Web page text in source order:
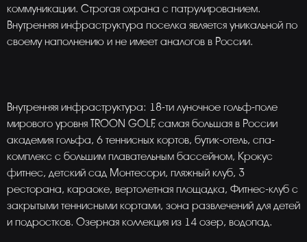
коммуникации. Строгая охрана с патрулированием.
Внутренняя инфраструктура поселка является уникальной по
своему наполнению и не имеет аналогов в России.
Внутренняя инфраструктура: 18-ти луночное гольф-поле
мирового уровня TROON GOLF, cамая большая в России
академия гольфа, 6 теннисных кортов, бутик-отель, спа-
комплекс с большим плавательным бассейном, Крокус
фитнес, детский сад Монтесори, пляжный клуб, 3
ресторана, караоке, вертолетная площадка, Фитнес-клуб с
закрытыми теннисными кортами, зона развлечений для детей
и подростков. Озерная коллекция из 14 озер, водопад.